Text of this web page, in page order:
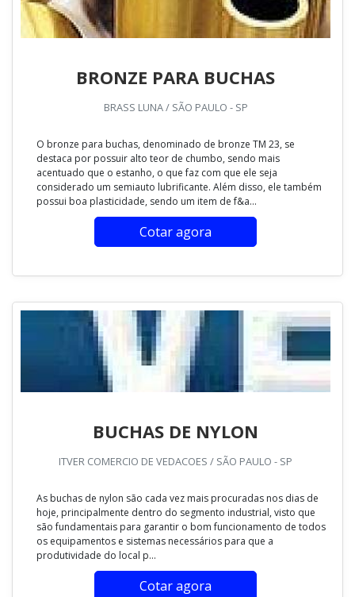
BRONZE PARA BUCHAS
BRASS LUNA / SÃO PAULO - SP
O bronze para buchas, denominado de bronze TM 23, se
destaca por possuir alto teor de chumbo, sendo mais
acentuado que o estanho, o que faz com que ele seja
considerado um semiauto lubrificante. Além disso, ele também
possui boa plasticidade, sendo um item de f&a...
Cotar agora
BUCHAS DE NYLON
ITVER COMERCIO DE VEDACOES / SÃO PAULO - SP
As buchas de nylon são cada vez mais procuradas nos dias de
hoje, principalmente dentro do segmento industrial, visto que
são fundamentais para garantir o bom funcionamento de todos
os equipamentos e sistemas necessários para que a
produtividade do local p...
Cotar agora